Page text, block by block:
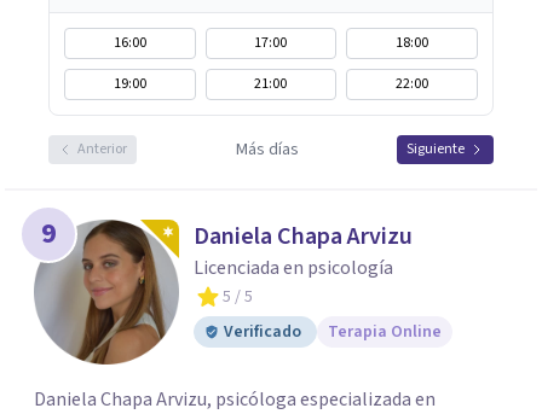
16:00 17:00
18:00
19:00
21:00 22:00
Anterior Más días Siguiente
9 Daniela Chapa Arvizu
Licenciada en psicología
5 / 5
Verificado
Terapia Online
Daniela Chapa Arvizu, psicóloga especializada en